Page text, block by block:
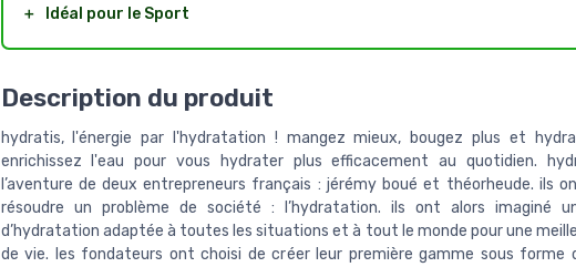
＋
Idéal pour le Sport
Description du produit
hydratis, l'énergie par l'hydratation ! mangez mieux, bougez plus et
enrichissez l'eau pour vous hydrater plus efficacement au quotidien.
l’aventure de deux entrepreneurs français : jérémy boué et théorheude. ils
résoudre un problème de société : l’hydratation. ils ont alors imaginé
d’hydratation adaptée à toutes les situations et à tout le monde pour une
de vie. les fondateurs ont choisi de créer leur première gamme sous forme